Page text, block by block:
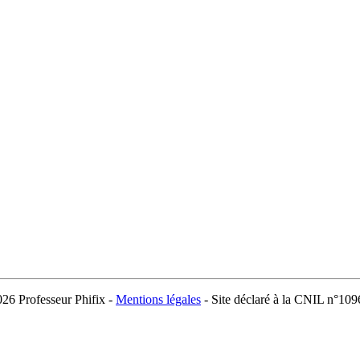
Professeur Phifix - Mentions légales - Site déclaré à la CNIL